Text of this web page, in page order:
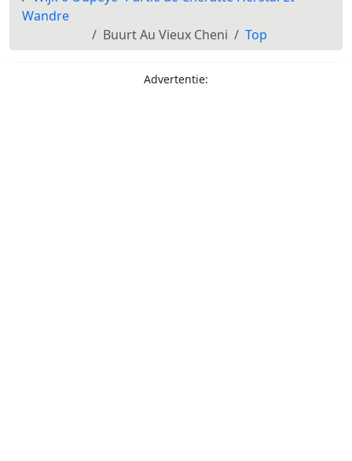
Wandre
Buurt Au Vieux Cheni
Top
Advertentie: